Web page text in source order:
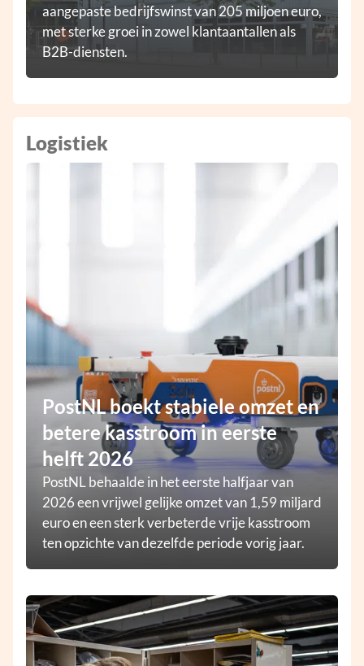
aangepaste bedrijfswinst van 205 miljoen euro,
met sterke groei in zowel klantaantallen als
B2B-diensten.
Logistiek
PostNL boekt stabiele omzet en
betere kasstroom in eerste
helft 2026
PostNL behaalde in het eerste halfjaar van
2026 een vrijwel gelijke omzet van 1,59 miljard
euro en een sterk verbeterde vrije kasstroom
ten opzichte van dezelfde periode vorig jaar.